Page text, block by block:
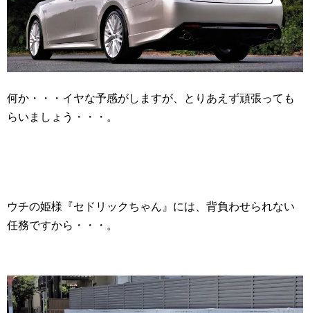
何か・・・イヤな予感がしますが、とりあえず頑張っても
らいましょう・・・。
ウチの姫様『セドリックちゃん』には、背負わせられない
任務ですから・・・。